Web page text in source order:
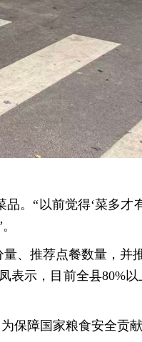
。“以前觉得‘菜多才
、推荐点餐数量，并
表示，目前全县80%
障国家粮食安全贡献